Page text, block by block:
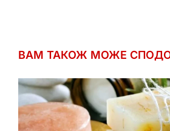
ВАМ ТАКОЖ МОЖЕ